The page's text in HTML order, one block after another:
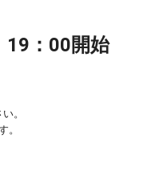
19：00開始
。
。